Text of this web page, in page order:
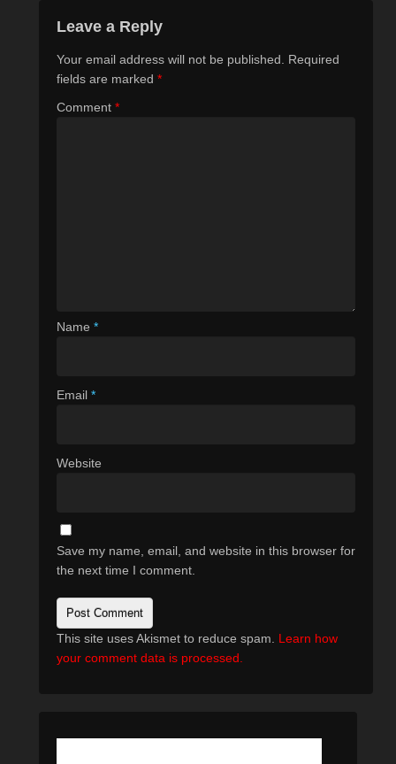
Leave a Reply
Your email address will not be published.
Required
fields are marked *
Comment *
Name *
Email *
Website
Save my name, email, and website in this browser for
the next time I comment.
This site uses Akismet to reduce spam. Learn how
your comment data is processed.